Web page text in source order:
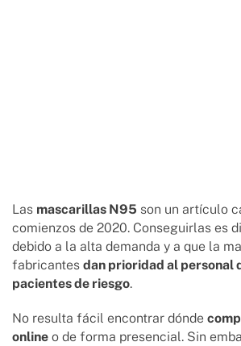
Las mascarillas N95 son un artículo
comienzos de 2020. Conseguirlas es
debido a la alta demanda y a que la
fabricantes dan prioridad al personal
pacientes de riesgo.
No resulta fácil encontrar dónde
online o de forma presencial. Sin